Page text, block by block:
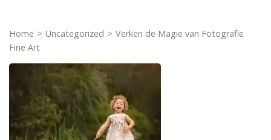
Home > Uncategorized > Verken de Magie van Fotografie
Fine Art